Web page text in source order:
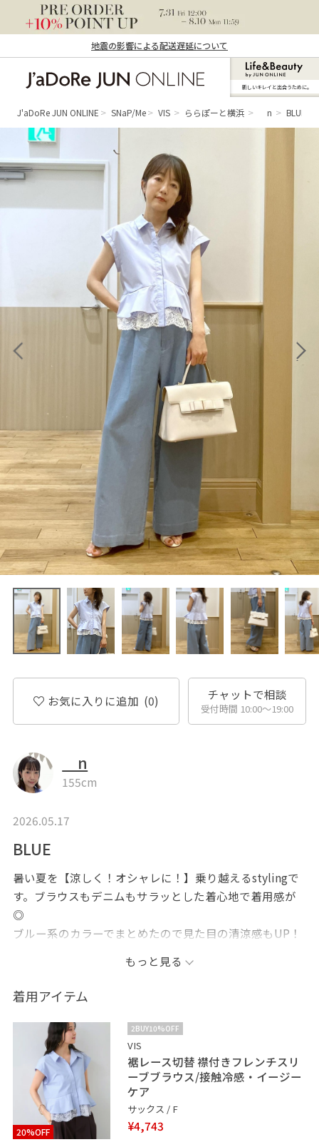
地震の影響による配送遅延について
ン オンライン）
新しいキレイと出合うために。
J'aDoRe JUN ONLINE SNaP/Me VIS ららぽーと横浜 n BLUE
お気に入りに追加 (0) チャットで相談
受付時間 10:00〜19:00
n
155cm
2026.05.17
BLUE
暑い夏を【涼しく！オシャレに！】乗り越えるstylingで
す。ブラウスもデニムもサラッとした着心地で着用感が
◎
ブルー系のカラーでまとめたので見た目の清涼感もUP！
——————————————
【information】
▷お気に入りの投稿やスタッフを♡ボタンからお気に入
りに追加して頂くと
『お気に入り』のタブから投稿をご覧いただけます。
後で見返す時にも探しやすくなりますので、ぜひお試し
くださいね
▶︎ LINEで在庫のお問い合わせや商品、コーディネートの
ご相談など是非お気軽にお問い合わせくださいませ。
もっと見る
着用アイテム
20%OFF
2BUY10%OFF
VIS
裾レース切替 襟付きフレンチスリ
ーブブラウス/接触冷感・イージー
ケア
サックス / F
¥4,743